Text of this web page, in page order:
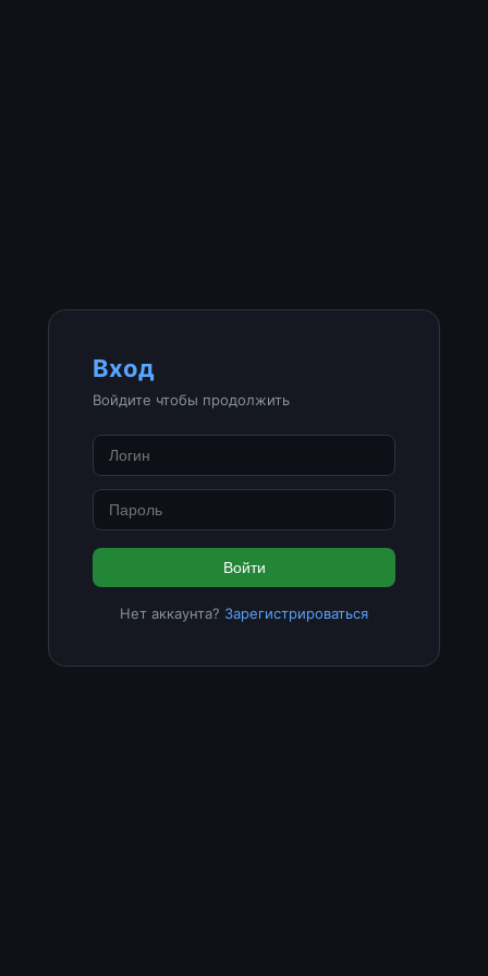
Вход
Войдите чтобы продолжить
Войти
Нет аккаунта? Зарегистрироваться